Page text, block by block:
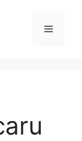
Meniu